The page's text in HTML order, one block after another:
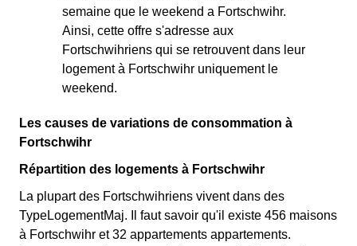
semaine que le weekend a Fortschwihr.
Ainsi, cette offre s'adresse aux
Fortschwihriens qui se retrouvent dans leur
logement à Fortschwihr uniquement le
weekend.
Les causes de variations de consommation à
Fortschwihr
Répartition des logements à Fortschwihr
La plupart des Fortschwihriens vivent dans des
TypeLogementMaj. Il faut savoir qu'il existe 456 maisons
à Fortschwihr et 32 appartements appartements.